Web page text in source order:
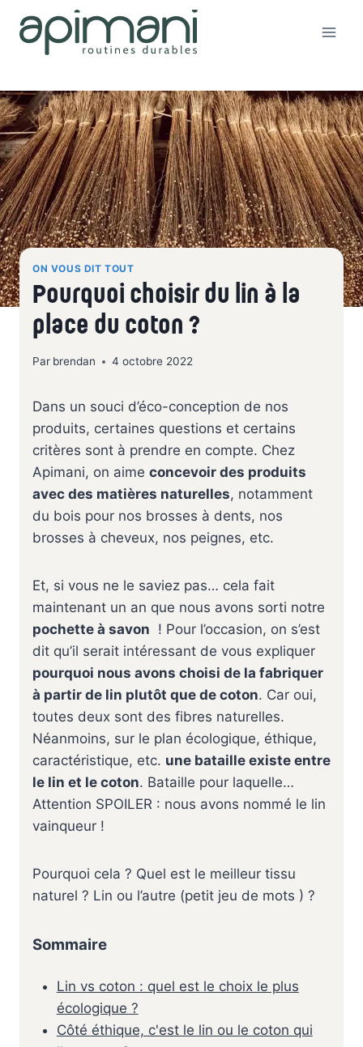
contenu
ON VOUS DIT TOUT
Pourquoi choisir du lin à la
place du coton ?
Par brendan 4 octobre 2022
Dans un souci d’éco-conception de nos
produits, certaines questions et certains
critères sont à prendre en compte. Chez
Apimani, on aime concevoir des produits
avec des matières naturelles, notamment
du bois pour nos brosses à dents, nos
brosses à cheveux, nos peignes, etc.
Et, si vous ne le saviez pas… cela fait
maintenant un an que nous avons sorti notre
pochette à savon ! Pour l’occasion, on s’est
dit qu’il serait intéressant de vous expliquer
pourquoi nous avons choisi de la fabriquer
à partir de lin plutôt que de coton. Car oui,
toutes deux sont des fibres naturelles.
Néanmoins, sur le plan écologique, éthique,
caractéristique, etc. une bataille existe entre
le lin et le coton. Bataille pour laquelle…
Attention SPOILER : nous avons nommé le lin
vainqueur !
Pourquoi cela ? Quel est le meilleur tissu
naturel ? Lin ou l’autre (petit jeu de mots ) ?
Sommaire
Lin vs coton : quel est le choix le plus
écologique ?
Côté éthique, c'est le lin ou le coton qui